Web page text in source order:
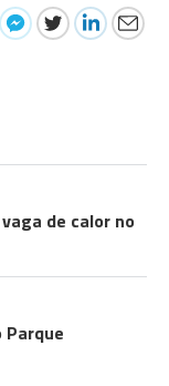
de calor no